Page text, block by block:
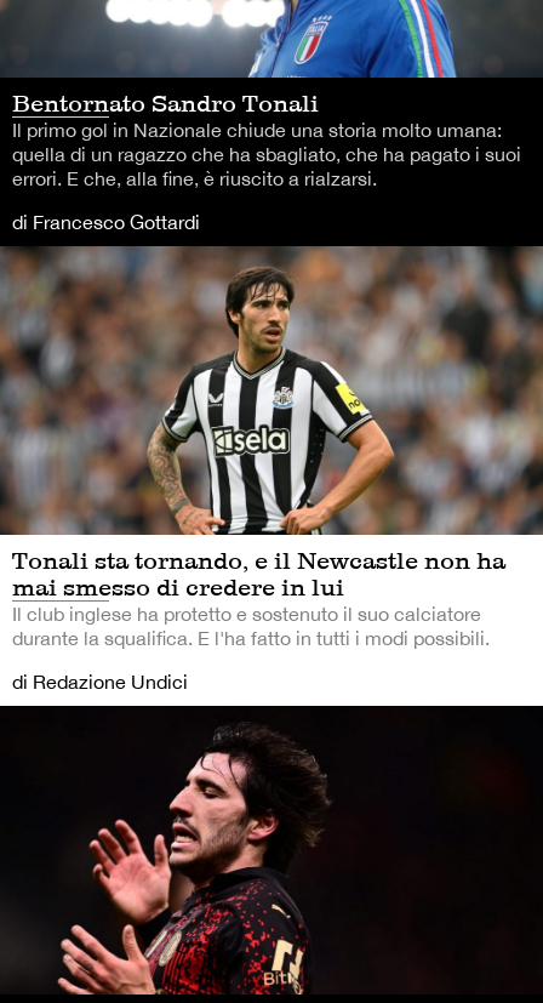
Bentornato Sandro Tonali
Il primo gol in Nazionale chiude una storia molto umana:
quella di un ragazzo che ha sbagliato, che ha pagato i suoi
errori. E che, alla fine, è riuscito a rialzarsi.
di Francesco Gottardi
Tonali sta tornando, e il Newcastle non ha
mai smesso di credere in lui
Il club inglese ha protetto e sostenuto il suo calciatore
durante la squalifica. E l'ha fatto in tutti i modi possibili.
di Redazione Undici